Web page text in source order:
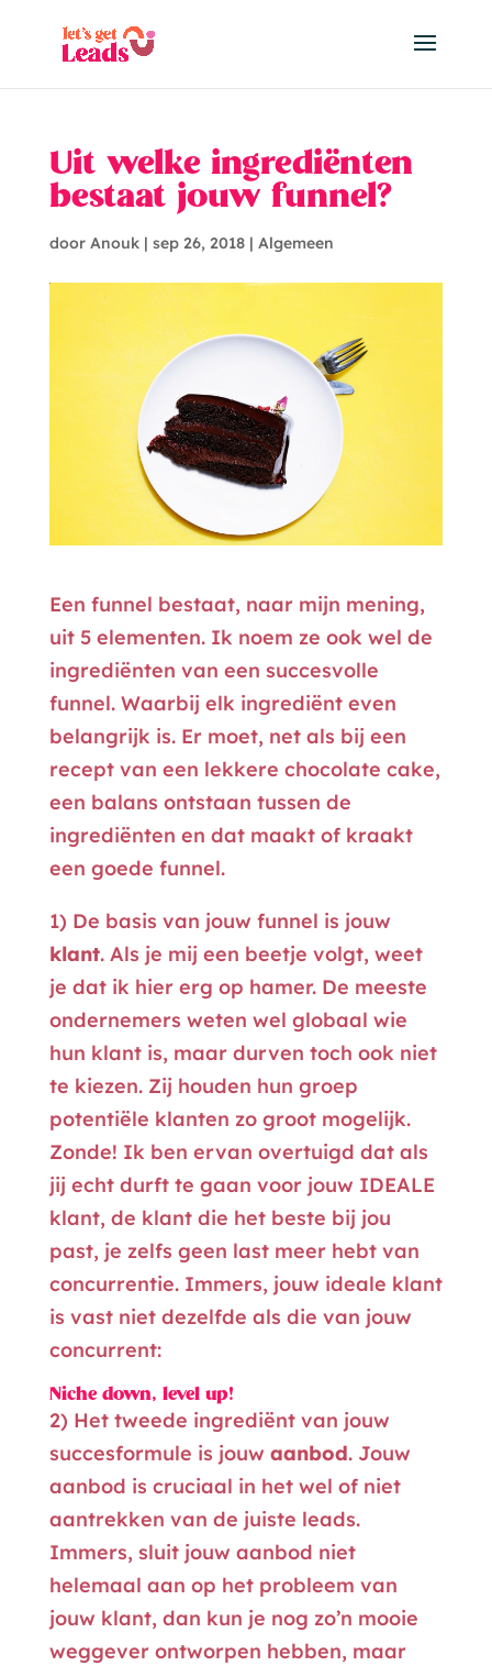
Uit welke ingrediënten
bestaat jouw funnel?
door Anouk| sep 26, 2018| Algemeen
Een funnel bestaat, naar mijn mening,
uit 5 elementen. Ik noem ze ook wel de
ingrediënten van een succesvolle
funnel. Waarbij elk ingrediënt even
belangrijk is. Er moet, net als bij een
recept van een lekkere chocolate cake,
een balans ontstaan tussen de
ingrediënten en dat maakt of kraakt
een goede funnel.
1) De basis van jouw funnel is jouw
klant. Als je mij een beetje volgt, weet
je dat ik hier erg op hamer. De meeste
ondernemers weten wel globaal wie
hun klant is, maar durven toch ook niet
te kiezen. Zij houden hun groep
potentiële klanten zo groot mogelijk.
Zonde! Ik ben ervan overtuigd dat als
jij echt durft te gaan voor jouw IDEALE
klant, de klant die het beste bij jou
past, je zelfs geen last meer hebt van
concurrentie. Immers, jouw ideale klant
is vast niet dezelfde als die van jouw
concurrent:
Niche down, level up!
2) Het tweede ingrediënt van jouw
succesformule is jouw aanbod. Jouw
aanbod is cruciaal in het wel of niet
aantrekken van de juiste leads.
Immers, sluit jouw aanbod niet
helemaal aan op het probleem van
jouw klant, dan kun je nog zo’n mooie
weggever ontworpen hebben, maar